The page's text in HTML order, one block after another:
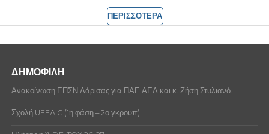
ΠΕΡΙΣΣΟΤΕΡΑ
ΔΗΜΟΦΙΛΗ
Ανακοίνωση ΕΠΣΝ Λάρισας για ΠΑΕ ΑΕΛ και κ. Ζήση Στυλιανό.
Σχολή UEFA C (1η φάση – 2ο γκρουπ)